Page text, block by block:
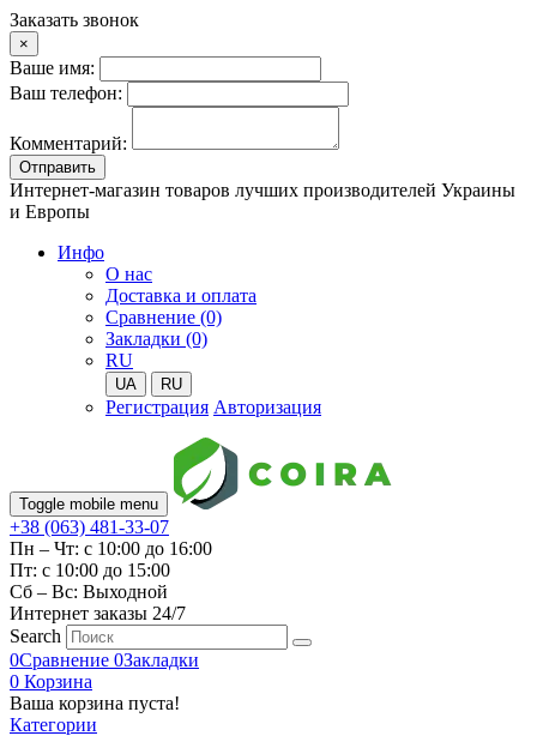
Заказать звонок
×
Ваше имя:
Ваш телефон:
Комментарий:
Отправить
Интернет-магазин товаров лучших производителей Украины
и Европы
Инфо
О нас
Доставка и оплата
Сравнение (0)
Закладки (0)
RU
UA RU
Регистрация Авторизация
Toggle mobile menu
+38 (063) 481-33-07
Пн – Чт: с 10:00 до 16:00
Пт: с 10:00 до 15:00
Сб – Вс: Выходной
Интернет заказы 24/7
Search
0Сравнение 0Закладки
0 Корзина
Ваша корзина пуста!
Категории